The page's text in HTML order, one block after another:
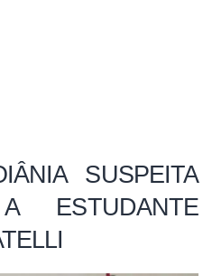
SUSPEITA
ESTUDANTE